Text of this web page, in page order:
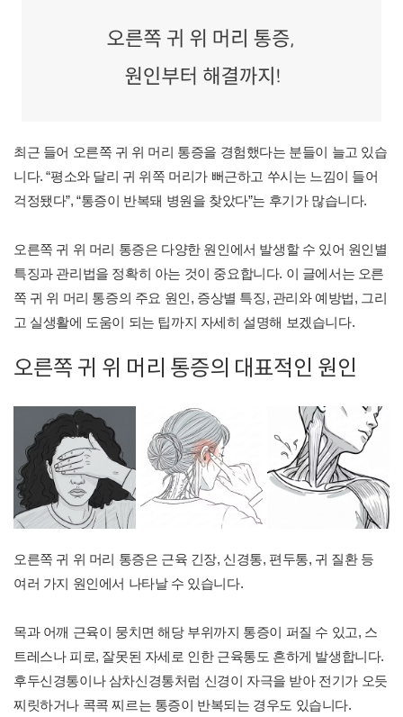
최근 들어 오른쪽 귀 위 머리 통증을 경험했다는 분들이 늘고 있습
니다. “평소와 달리 귀 위쪽 머리가 뻐근하고 쑤시는 느낌이 들어
걱정됐다”, “통증이 반복돼 병원을 찾았다”는 후기가 많습니다.
오른쪽 귀 위 머리 통증은 다양한 원인에서 발생할 수 있어 원인별
특징과 관리법을 정확히 아는 것이 중요합니다. 이 글에서는 오른
쪽 귀 위 머리 통증의 주요 원인, 증상별 특징, 관리와 예방법, 그리
고 실생활에 도움이 되는 팁까지 자세히 설명해 보겠습니다.
오른쪽 귀 위 머리 통증의 대표적인 원인
오른쪽 귀 위 머리 통증은 근육 긴장, 신경통, 편두통, 귀 질환 등
여러 가지 원인에서 나타날 수 있습니다.
목과 어깨 근육이 뭉치면 해당 부위까지 통증이 퍼질 수 있고, 스
트레스나 피로, 잘못된 자세로 인한 근육통도 흔하게 발생합니다.
후두신경통이나 삼차신경통처럼 신경이 자극을 받아 전기가 오듯
찌릿하거나 콕콕 찌르는 통증이 반복되는 경우도 있습니다.